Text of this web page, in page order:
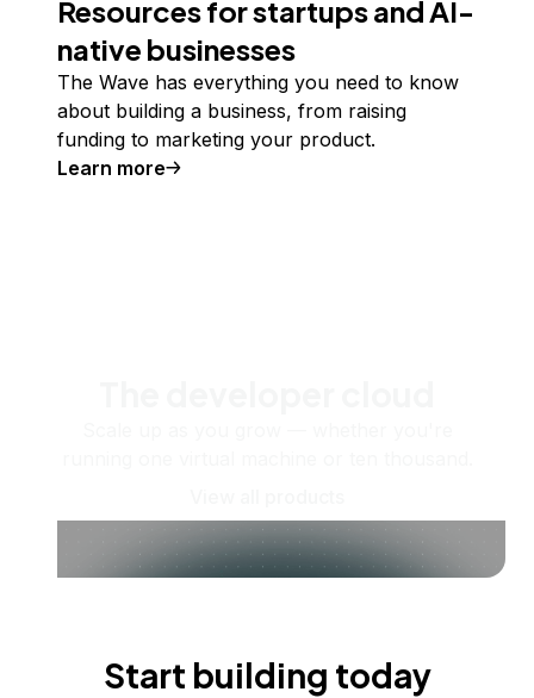
Resources for startups and AI-
native businesses
The Wave has everything you need to know
about building a business, from raising
funding to marketing your product.
Learn more
Start building today